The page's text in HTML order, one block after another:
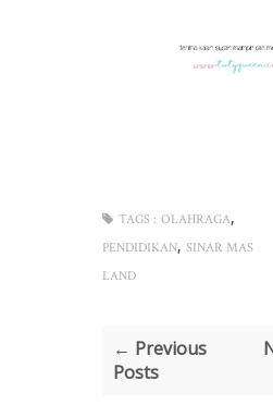
TAGS : OLAHRAGA,
PENDIDIKAN, SINAR MAS
LAND
← Previous
Posts